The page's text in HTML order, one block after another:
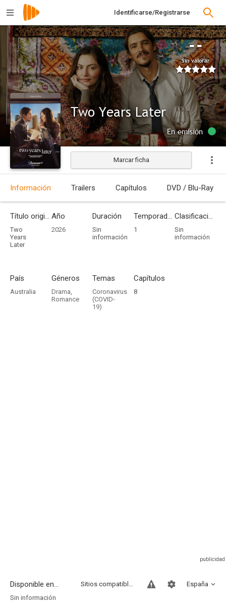
Identificarse/Registrarse
--
Sin valorar
Two Years Later
En emisión
Marcar ficha
Información Trailers Capítulos DVD / Blu-Ray
Título original
Two
Years
Later
Año
2026
Duración
Sin
información
Temporadas
1
Clasificación por edades
Sin
información
País
Australia
Géneros
Drama,
Romance
Temas
Coronavirus
(COVID-
19)
Capítulos
8
Disponible en... España
Sitios compatibles
Sin información